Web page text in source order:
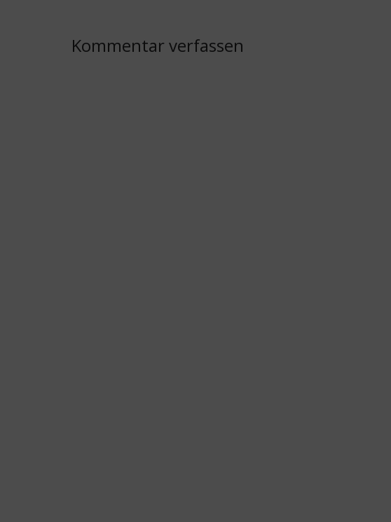
Kommentar verfassen